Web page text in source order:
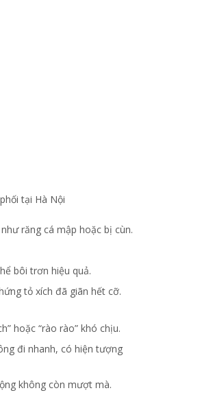
tại Hà Nội
răng cá mập hoặc bị cùn.
bôi trơn hiệu quả.
tỏ xích đã giãn hết cỡ.
hoặc “rào rào” khó chịu.
đi nhanh, có hiện tượng
không còn mượt mà.